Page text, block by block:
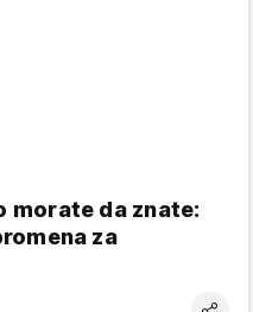
morate da znate:
za